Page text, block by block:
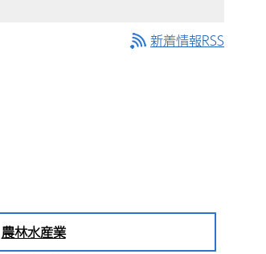
新着情報RSS
農林水産業